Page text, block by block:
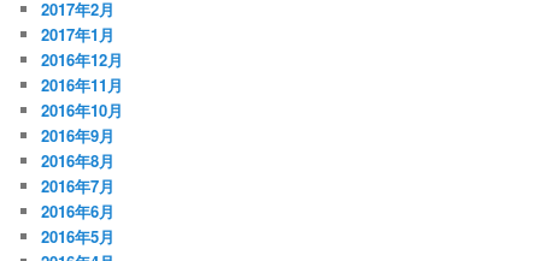
2017年2月
2017年1月
2016年12月
2016年11月
2016年10月
2016年9月
2016年8月
2016年7月
2016年6月
2016年5月